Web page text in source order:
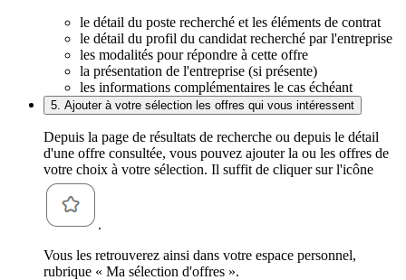
le détail du poste recherché et les éléments de contrat
le détail du profil du candidat recherché par l'entreprise
les modalités pour répondre à cette offre
la présentation de l'entreprise (si présente)
les informations complémentaires le cas échéant
5. Ajouter à votre sélection les offres qui vous intéressent
Depuis la page de résultats de recherche ou depuis le détail
d'une offre consultée, vous pouvez ajouter la ou les offres de
votre choix à votre sélection. Il suffit de cliquer sur l'icône
.
Vous les retrouverez ainsi dans votre espace personnel,
rubrique « Ma sélection d'offres ».